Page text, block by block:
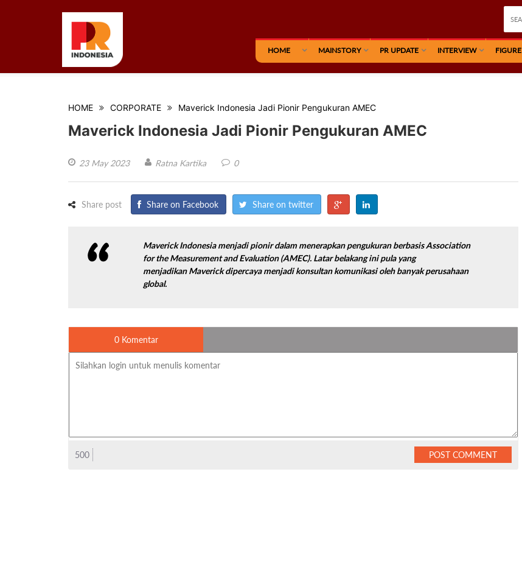
HOME MAINSTORY PR UPDATE INTERVIEW FIGURE
HOME CORPORATE Maverick Indonesia Jadi Pionir Pengukuran AMEC
Maverick Indonesia Jadi Pionir Pengukuran AMEC
23 May 2023 Ratna Kartika 0
Share post Share on Facebook Share on twitter
Maverick Indonesia menjadi pionir dalam menerapkan pengukuran berbasis Association
for the Measurement and Evaluation (AMEC). Latar belakang ini pula yang
menjadikan Maverick dipercaya menjadi konsultan komunikasi oleh banyak perusahaan
global.
0 Komentar
500 POST COMMENT